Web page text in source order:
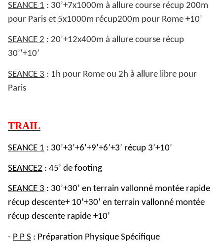
SEANCE 1 : 30’+7x1000m à allure course récup 200m
pour Paris et 5x1000m récup200m pour Rome +10’
SEANCE 2 : 20’+12x400m à allure course récup
30’’+10’
SEANCE 3 : 1h pour Rome ou 2h à allure libre pour
Paris
TRAIL
SEANCE 1 : 30’+3’+6’+9’+6’+3’ récup 3’+10’
SEANCE2 : 45’ de footing
SEANCE 3 : 30’+30’ en terrain vallonné montée rapide
récup descente+ 10’+30’ en terrain vallonné montée
récup descente rapide +10’
- P P S : Préparation Physique Spécifique